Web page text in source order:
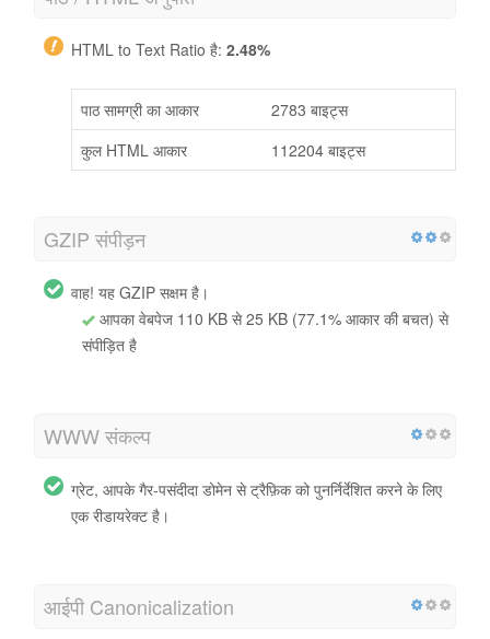
HTML to Text Ratio है: 2.48%
पाठ सामग्री का आकार
2783 बाइट्स
कुल HTML आकार
112204 बाइट्स
GZIP संपीड़न
वाह! यह GZIP सक्षम है।
आपका वेबपेज 110 KB से 25 KB (77.1% आकार की बचत) से
संपीड़ित है
WWW संकल्प
ग्रेट, आपके गैर-पसंदीदा डोमेन से ट्रैफ़िक को पुनर्निर्देशित करने के लिए
एक रीडायरेक्ट है।
आईपी ​​Canonicalization